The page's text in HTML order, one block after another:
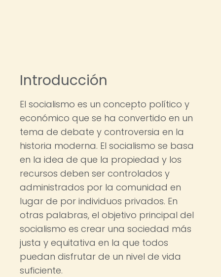
Introducción
El socialismo es un concepto político y
económico que se ha convertido en un
tema de debate y controversia en la
historia moderna. El socialismo se basa
en la idea de que la propiedad y los
recursos deben ser controlados y
administrados por la comunidad en
lugar de por individuos privados. En
otras palabras, el objetivo principal del
socialismo es crear una sociedad más
justa y equitativa en la que todos
puedan disfrutar de un nivel de vida
suficiente.